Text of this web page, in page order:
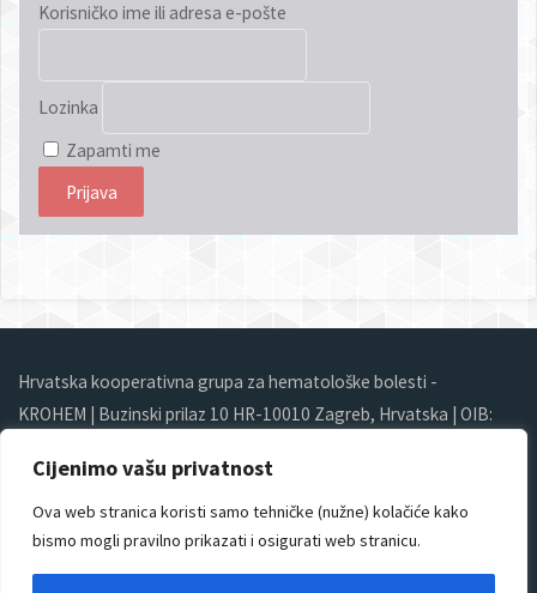
Cijenimo vašu privatnost
Ova web stranica koristi samo tehničke (nužne) kolačiće kako
bismo mogli pravilno prikazati i osigurati web stranicu.
Korisničko ime ili adresa e-pošte
Lozinka
Zapamti me
Hrvatska kooperativna grupa za hematološke bolesti -
KROHEM | Buzinski prilaz 10 HR-10010 Zagreb, Hrvatska | OIB:
krohem@gmail.com
© KROHEM2026. SVA PRAVA PRIDRŽANA